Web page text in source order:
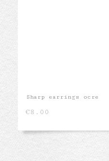
Sharp earrings ocre
€8.00